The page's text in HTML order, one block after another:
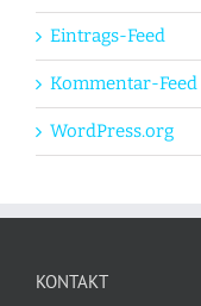
Eintrags-Feed
Kommentar-Feed
WordPress.org
KONTAKT